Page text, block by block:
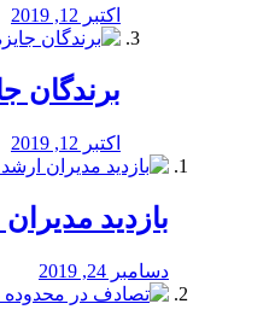
اکتبر 12, 2019
برندگان
اکتبر 12, 2019
بازدید
دسامبر 24, 2019